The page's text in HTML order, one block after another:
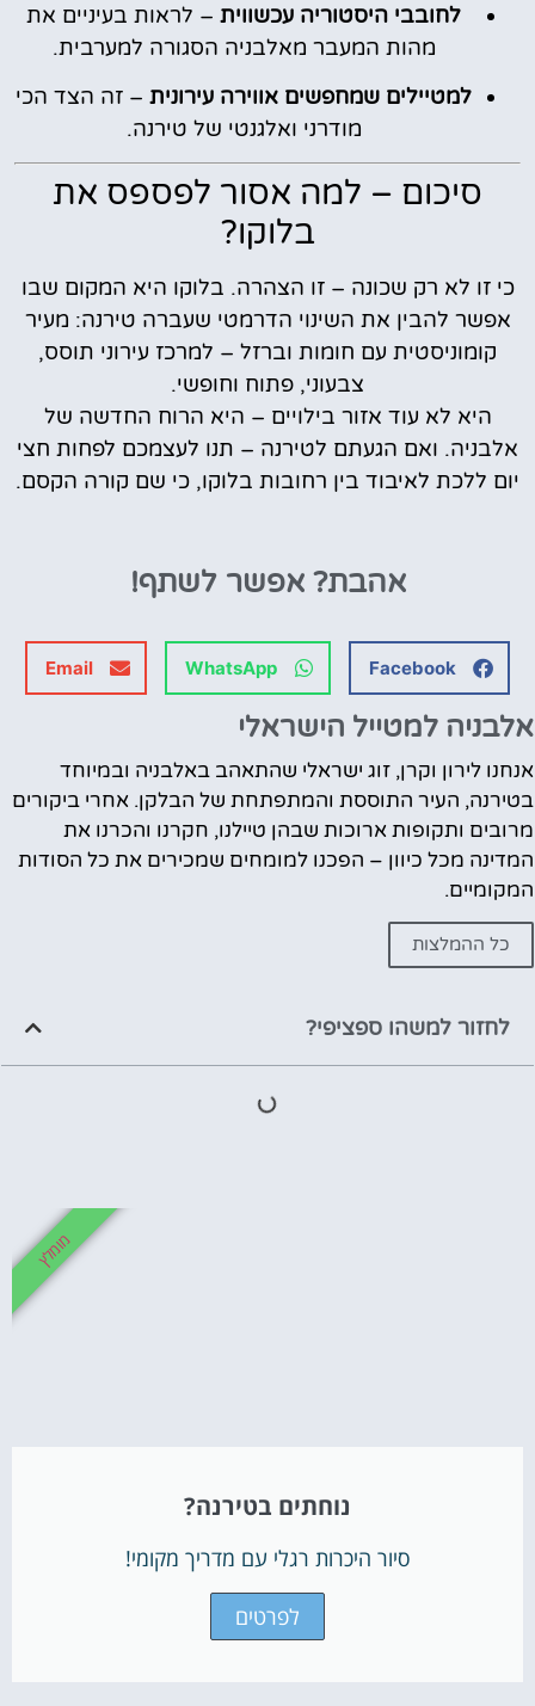
לחובבי היסטוריה עכשווית – לראות בעיניים את
מהות המעבר מאלבניה הסגורה למערבית.
למטיילים שמחפשים אווירה עירונית – זה הצד הכי
מודרני ואלגנטי של טירנה.
סיכום – למה אסור לפספס את
בלוקו?
כי זו לא רק שכונה – זו הצהרה. בלוקו היא המקום שבו
אפשר להבין את השינוי הדרמטי שעברה טירנה: מעיר
קומוניסטית עם חומות וברזל – למרכז עירוני תוסס,
צבעוני, פתוח וחופשי.
היא לא עוד אזור בילויים – היא הרוח החדשה של
אלבניה. ואם הגעתם לטירנה – תנו לעצמכם לפחות חצי
יום ללכת לאיבוד בין רחובות בלוקו, כי שם קורה הקסם.
אהבת? אפשר לשתף!
Facebook
WhatsApp
Email
אלבניה למטייל הישראלי
אנחנו לירון וקרן, זוג ישראלי שהתאהב באלבניה ובמיוחד
בטירנה, העיר התוססת והמתפתחת של הבלקן. אחרי ביקורים
מרובים ותקופות ארוכות שבהן טיילנו, חקרנו והכרנו את
המדינה מכל כיוון – הפכנו למומחים שמכירים את כל הסודות
המקומיים.
כל ההמלצות
לחזור למשהו ספציפי?
נוחתים בטירנה?
סיור היכרות רגלי עם מדריך מקומי!
לפרטים
מומלץ